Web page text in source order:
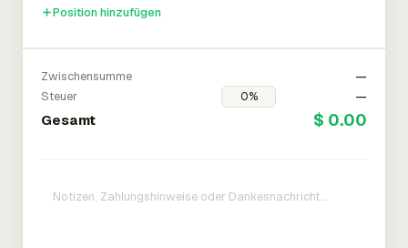
Position hinzufügen
Zwischensumme
—
Steuer
—
Gesamt $ 0.00